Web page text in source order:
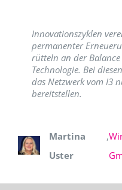
Innovationszyklen
permanenter
rütteln an der
Technologie. Bei
das Netzwerk vom I3
bereitstellen.
Martina
Uster
,